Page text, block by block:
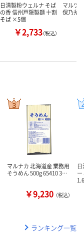
日清製粉ウェルナ そば
の香 信州戸隠製麺 十割
そば ×5個
￥2,733（税込）
マルツ
保乃糸
マルナカ 北海道産 業務用
そうめん 500g 65410 3…
￥9,230 （税込）
ランキング一覧